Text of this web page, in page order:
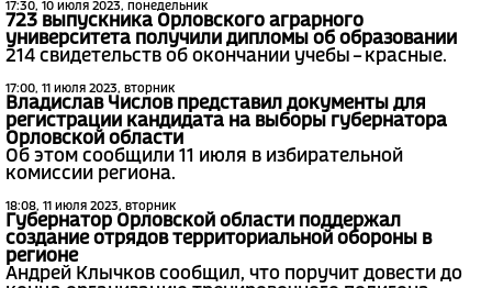
17:30, 10 июля 2023, понедельник
723 выпускника Орловского аграрного
университета получили дипломы об образовании
214 свидетельств об окончании учебы – красные.
17:00, 11 июля 2023, вторник
Владислав Числов представил документы для
регистрации кандидата на выборы губернатора
Орловской области
Об этом сообщили 11 июля в избирательной
комиссии региона.
18:08, 11 июля 2023, вторник
Губернатор Орловской области поддержал
создание отрядов территориальной обороны в
регионе
Андрей Клычков сообщил, что поручит довести до